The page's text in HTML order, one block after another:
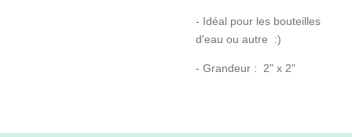
- Idéal pour les bouteilles
d'eau ou autre :)
- Grandeur : 2" x 2"